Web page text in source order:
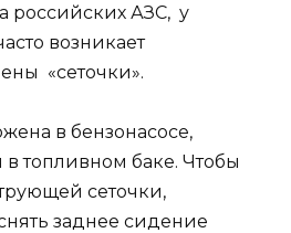
российских АЗС, у
возникает
«сеточки».
в бензонасосе,
в топливном баке. Чтобы
сеточки,
заднее сидение